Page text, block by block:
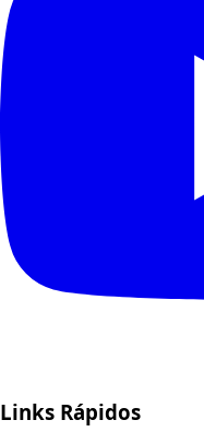
Links Rápidos